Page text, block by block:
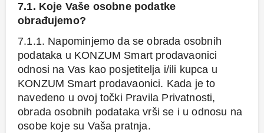
7.1. Koje Vaše osobne podatke
obrađujemo?
7.1.1. Napominjemo da se obrada osobnih
podataka u KONZUM Smart prodavaonici
odnosi na Vas kao posjetitelja i/ili kupca u
KONZUM Smart prodavaonici. Kada je to
navedeno u ovoj točki Pravila Privatnosti,
obrada osobnih podataka vrši se i u odnosu na
osobe koje su Vaša pratnja.